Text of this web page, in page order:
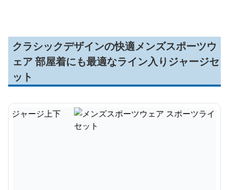
クラシックデザインの快適メンズスポーツウ
ェア 部屋着にも最適なライン入りジャージセ
ット